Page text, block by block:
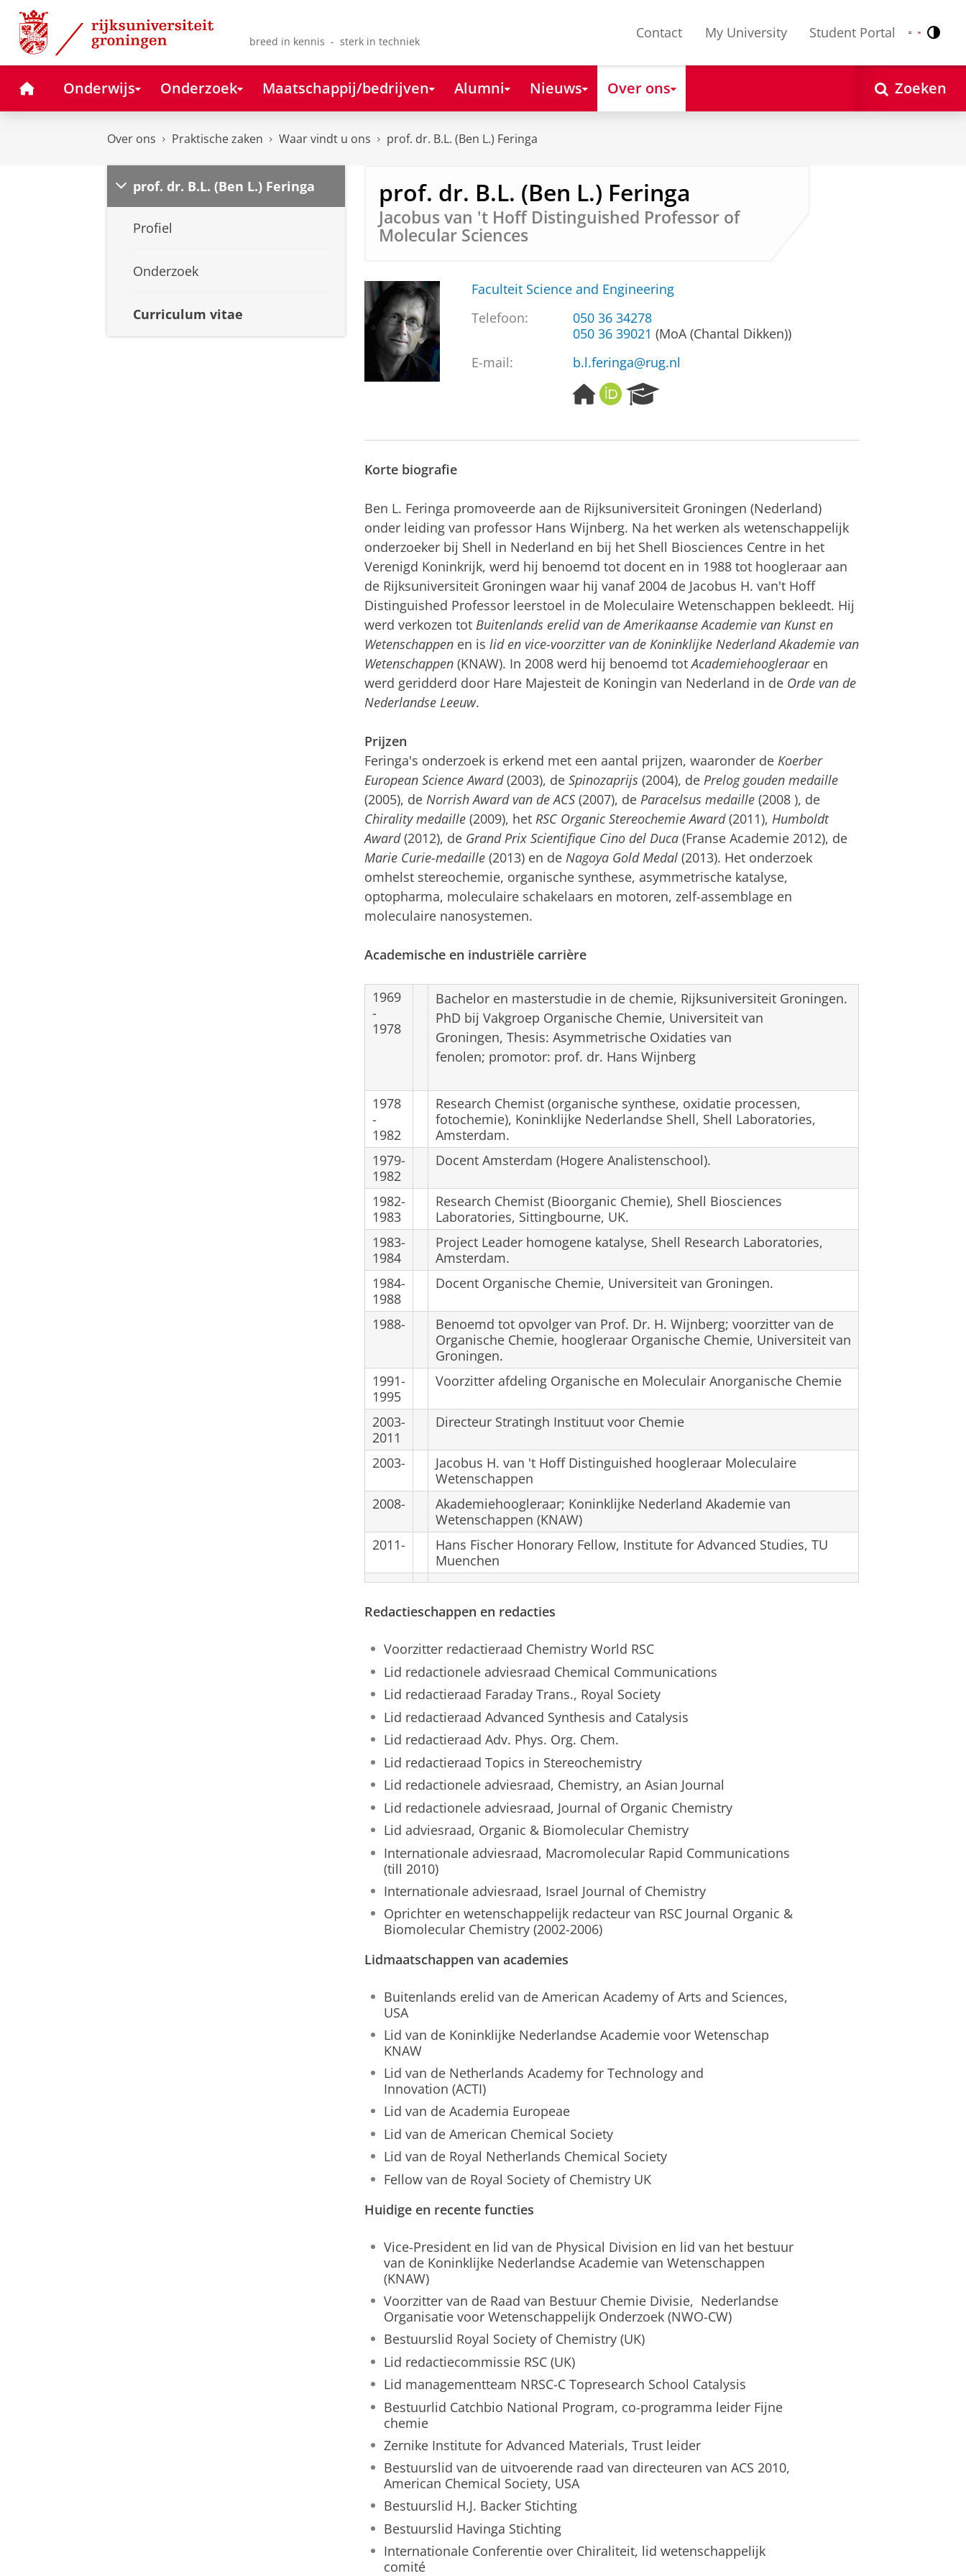
Skip
Content
Skip
Navigation
breed in kennis - sterk in techniek
Contact My University Student Portal Nederlands
English
HomeOnderwijs Onderzoek Maatschappij/bedrijven Alumni Nieuws Over ons Zoeken
Over ons Praktische zaken Waar vindt u ons prof. dr. B.L. (Ben L.) Feringa
prof. dr. B.L. (Ben L.) Feringa
Profiel
Onderzoek
Curriculum vitae
prof. dr. B.L. (Ben L.) Feringa
Jacobus van 't Hoff Distinguished Professor of
Molecular Sciences
Faculteit Science and Engineering
Telefoon:
050 36 34278
050 36 39021 (MoA (Chantal Dikken))
E-mail:
b.l.feringa@rug.nl
H
o
e
e
O
R
I
e
h
P
o
r
t
a
l
Korte biografie
Ben L. Feringa promoveerde aan de Rijksuniversiteit Groningen (Nederland)
onder leiding van professor Hans Wijnberg. Na het werken als wetenschappelijk
onderzoeker bij Shell in Nederland en bij het Shell Biosciences Centre in het
Verenigd Koninkrijk, werd hij benoemd tot docent en in 1988 tot hoogleraar aan
de Rijksuniversiteit Groningen waar hij vanaf 2004 de Jacobus H. van't Hoff
Distinguished Professor leerstoel in de Moleculaire Wetenschappen bekleedt. Hij
werd verkozen tot Buitenlands erelid van de Amerikaanse Academie van Kunst en
Wetenschappenen is lid en vice-voorzitter van de Koninklijke Nederland Akademie van
Wetenschappen(KNAW). In 2008 werd hij benoemd totAcademiehoogleraaren
werd geridderd door Hare Majesteit de Koningin van Nederland in de Orde van de
Nederlandse Leeuw.
Prijzen
Feringa's onderzoek is erkend met een aantal prijzen, waaronder de Koerber
European Science Award(2003), de Spinozaprijs(2004), de Prelog gouden medaille
(2005), de Norrish Award van de ACS(2007), de Paracelsus medaille(2008 ), de
Chirality medaille(2009), het RSC Organic Stereochemie Award(2011), Humboldt
Award(2012), de Grand Prix Scientifique Cino del Duca(Franse Academie 2012), de
Marie Curie-medaille(2013) en de Nagoya Gold Medal(2013). Het onderzoek
omhelst stereochemie, organische synthese, asymmetrische katalyse,
optopharma, moleculaire schakelaars en motoren, zelf-assemblage en
moleculaire nanosystemen.
Academische en industriële carrière
1969
-
1978
Bachelor en masterstudie in de chemie, Rijksuniversiteit Groningen.
PhD bij Vakgroep Organische Chemie, Universiteit van
Groningen, Thesis: Asymmetrische Oxidaties van
fenolen; promotor: prof. dr. Hans Wijnberg
1978
-
1982
Research Chemist (organische synthese, oxidatie processen,
fotochemie), Koninklijke Nederlandse Shell, Shell Laboratories,
Amsterdam.
1979-
1982
Docent Amsterdam (Hogere Analistenschool).
1982-
1983
Research Chemist (Bioorganic Chemie), Shell Biosciences
Laboratories, Sittingbourne, UK.
1983-
1984
Project Leader homogene katalyse, Shell Research Laboratories,
Amsterdam.
1984-
1988
Docent Organische Chemie, Universiteit van Groningen.
1988-
Benoemd tot opvolger van Prof. Dr. H. Wijnberg; voorzitter van de
Organische Chemie, hoogleraar Organische Chemie, Universiteit van
Groningen.
1991-
1995
Voorzitter afdeling Organische en Moleculair Anorganische Chemie
2003-
2011
Directeur Stratingh Instituut voor Chemie
2003-
Jacobus H. van 't Hoff Distinguished hoogleraar Moleculaire
Wetenschappen
2008-
Akademiehoogleraar; Koninklijke Nederland Akademie van
Wetenschappen (KNAW)
2011-
Hans Fischer Honorary Fellow, Institute for Advanced Studies, TU
Muenchen
Redactieschappen en redacties
Voorzitter redactieraad Chemistry World RSC
Lid redactionele adviesraad Chemical Communications
Lid redactieraad Faraday Trans., Royal Society
Lid redactieraad Advanced Synthesis and Catalysis
Lid redactieraad Adv. Phys. Org. Chem.
Lid redactieraad Topics in Stereochemistry
Lid redactionele adviesraad, Chemistry, an Asian Journal
Lid redactionele adviesraad, Journal of Organic Chemistry
Lid adviesraad, Organic & Biomolecular Chemistry
Internationale adviesraad, Macromolecular Rapid Communications
(till 2010)
Internationale adviesraad, Israel Journal of Chemistry
Oprichter en wetenschappelijk redacteur van RSC Journal Organic &
Biomolecular Chemistry (2002-2006)
Lidmaatschappen van academies
Buitenlands erelid van de American Academy of Arts and Sciences,
USA
Lid van de Koninklijke Nederlandse Academie voor Wetenschap
KNAW
Lid van de Netherlands Academy for Technology and
Innovation (ACTI)
Lid van de Academia Europeae
Lid van de American Chemical Society
Lid van de Royal Netherlands Chemical Society
Fellow van de Royal Society of Chemistry UK
Huidige en recente functies
Vice-President en lid van de Physical Division en lid van het bestuur
van de Koninklijke Nederlandse Academie van Wetenschappen
(KNAW)
Voorzitter van de Raad van Bestuur Chemie Divisie, Nederlandse
Organisatie voor Wetenschappelijk Onderzoek (NWO-CW)
Bestuurslid Royal Society of Chemistry (UK)
Lid redactiecommissie RSC (UK)
Lid managementteam NRSC-C Topresearch School Catalysis
Bestuurlid Catchbio National Program, co-programma leider Fijne
chemie
Zernike Institute for Advanced Materials, Trust leider
Bestuurslid van de uitvoerende raad van directeuren van ACS 2010,
American Chemical Society, USA
Bestuurslid H.J. Backer Stichting
Bestuurslid Havinga Stichting
Internationale Conferentie over Chiraliteit, lid wetenschappelijk
comité